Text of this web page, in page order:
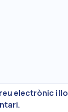
electrònic i